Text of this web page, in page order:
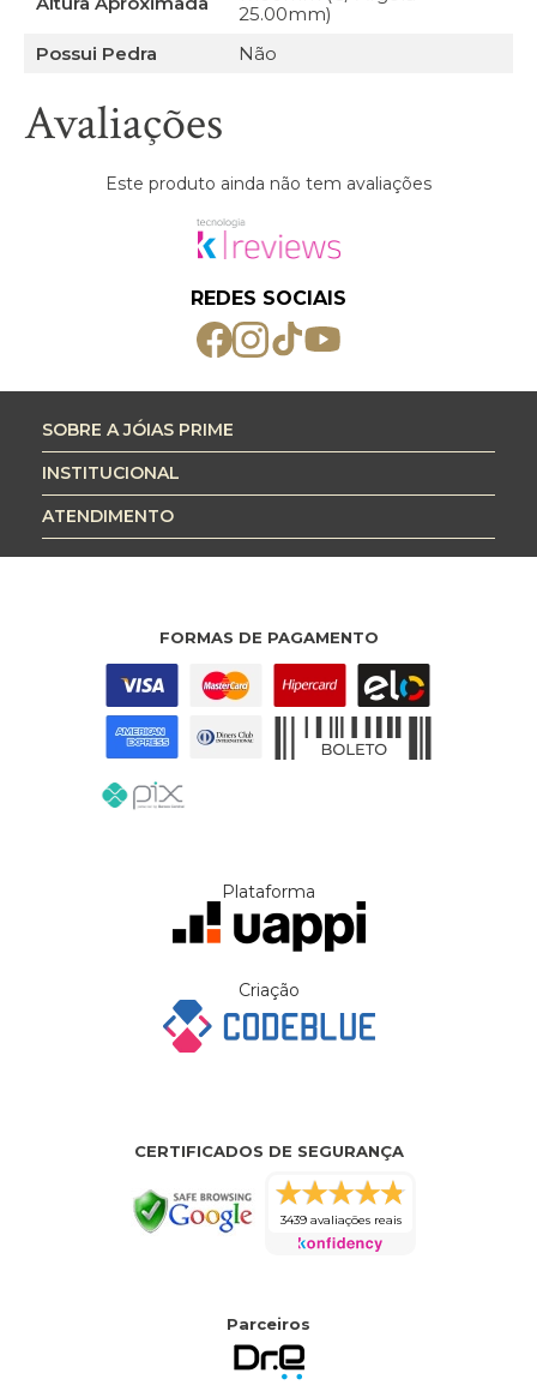
25.00mm)
Possui Pedra
Não
Avaliações
Este produto ainda não tem avaliações
REDES SOCIAIS
SOBRE A JÓIAS PRIME
INSTITUCIONAL
ATENDIMENTO
FORMAS DE PAGAMENTO
Plataforma
Criação
CERTIFICADOS DE SEGURANÇA
3439 avaliações reais
Parceiros